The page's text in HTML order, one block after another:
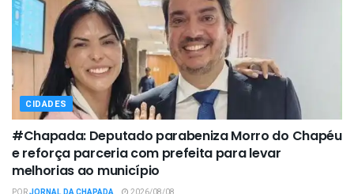
CIDADES
#Chapada: Deputado parabeniza Morro do Chapéu
e reforça parceria com prefeita para levar
melhorias ao município